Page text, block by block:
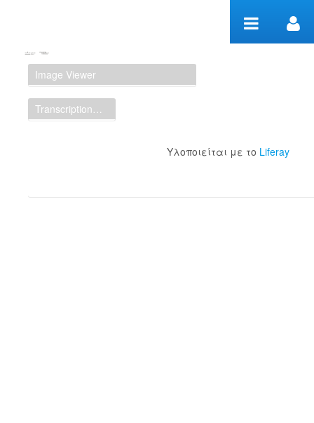
Manuscript Workspace
Image Viewer
Transcription Display
Υλοποιείται με το Liferay